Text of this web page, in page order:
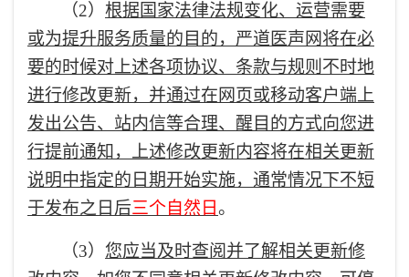
（2） 根据国家法律法规变化、运营需要
或为提升服务质量的目的，严道医声网将在必
要的时候对上述各项协议、条款与规则不时地
进行修改更新，并通过在网页或移动客户端上
发出公告、站内信等合理、醒目的方式向您进
行提前通知，上述修改更新内容将在相关更新
说明中指定的日期开始实施，通常情况下不短
于发布之日后三个自然日 。
（3） 您应当及时查阅并了解相关更新修